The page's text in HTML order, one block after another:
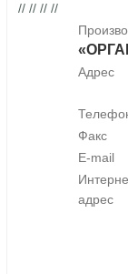
// // // //
Адрес
Факс
E-mail
адрес